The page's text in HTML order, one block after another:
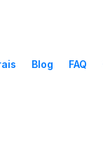
Blog FAQ